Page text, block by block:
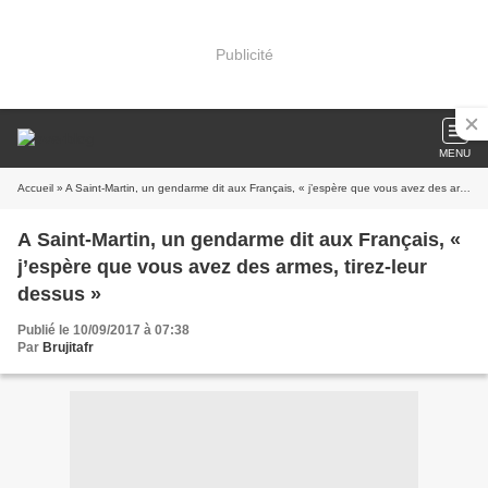
Publicité
MENU
Accueil » A Saint-Martin, un gendarme dit aux Français, « j’espère que vous avez des armes, tirez-leur dessus »
A Saint-Martin, un gendarme dit aux Français, «
j’espère que vous avez des armes, tirez-leur
dessus »
Publié le 10/09/2017 à 07:38
Par Brujitafr